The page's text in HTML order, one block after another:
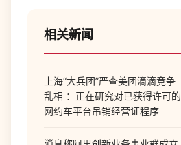
相关新闻
上海“大兵团”严查美团滴滴竞争
乱相 ：正在研究对已获得许可的
网约车平台吊销经营证程序